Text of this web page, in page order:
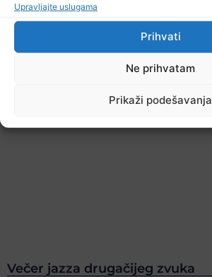
Upravljajte uslugama
Prihvati
Ne prihvatam
Prikaži podešavanja
Večer jazza drugačijeg zvuka